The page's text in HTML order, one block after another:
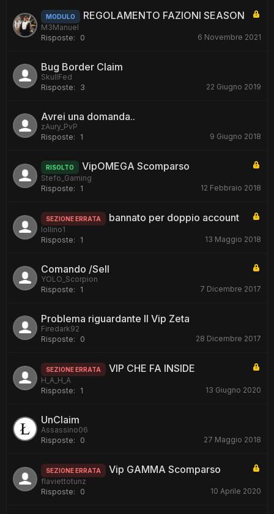
MODULO REGOLAMENTO FAZIONI SEASON
M3Manuel
Risposte:
0 6 Novembre 2021
Bug Border Claim
SkullFed
Risposte:
3 22 Giugno 2019
Avrei una domanda..
zAury_PvP
Risposte:
1 9 Giugno 2018
RISOLTO VipOMEGA Scomparso
Stefo_Gaming
Risposte:
1 12 Febbraio 2018
SEZIONE ERRATA bannato per doppio account
lollino1
Risposte:
1 13 Maggio 2018
Comando /Sell
YOLO_Scorpion
Risposte:
1 7 Dicembre 2017
Problema riguardante Il Vip Zeta
Firedark92
Risposte:
0 28 Dicembre 2017
SEZIONE ERRATA VIP CHE FA INSIDE
H_A_H_A
Risposte:
1 13 Giugno 2020
UnClaim
Assassino06
Risposte:
0 27 Maggio 2018
SEZIONE ERRATA Vip GAMMA Scomparso
flaviettotunz
Risposte:
0 10 Aprile 2020